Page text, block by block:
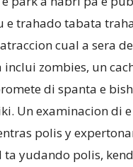
e trahado tabata
cual a sera
inclui zombies, un
di spanta e
Un examinacion di
polis y
yudando polis,